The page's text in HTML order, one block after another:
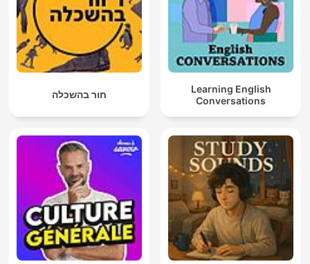
חור בהשכלה
Learning English
Conversations